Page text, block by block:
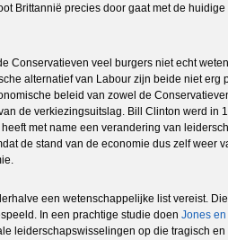
precies door gaat met de
veel burgers niet echt
alternatief van Labour zijn beide niet erg
beleid van zowel de
verkiezingsuitslag. Bill Clinton werd in
met name een verandering van
de stand van de economie dus zelf
een wetenschappelijke list vereist.
In een prachtige studie doen Jones
leiderschapswisselingen op die tragisch